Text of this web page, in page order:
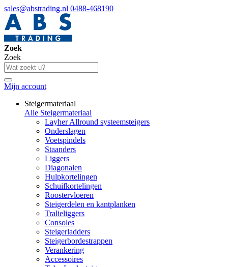
sales@abstrading.nl 0488-468190
Zoek
Zoek
Mijn account
Steigermateriaal
Alle Steigermateriaal
Layher Allround systeemsteigers
Onderslagen
Voetspindels
Staanders
Liggers
Diagonalen
Hulpkortelingen
Schuifkortelingen
Roostervloeren
Steigerdelen en kantplanken
Tralieliggers
Consoles
Steigerladders
Steigerbordestrappen
Verankering
Accessoires